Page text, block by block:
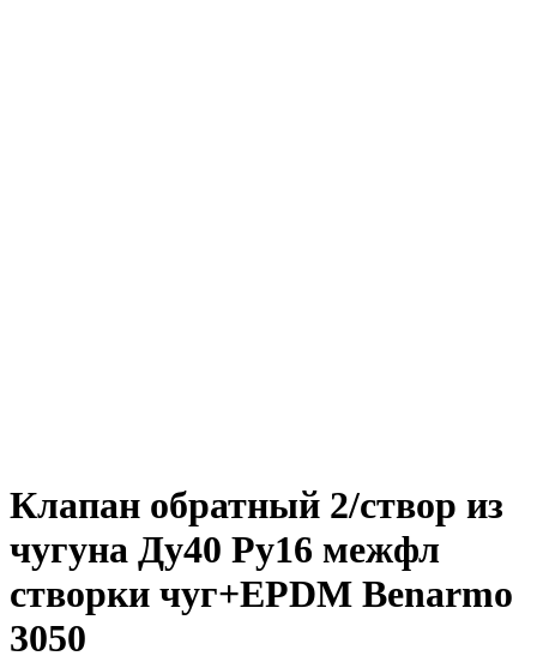
Клапан обратный 2/створ из
чугуна Ду40 Ру16 межфл
створки чуг+EPDM Benarmo
3050